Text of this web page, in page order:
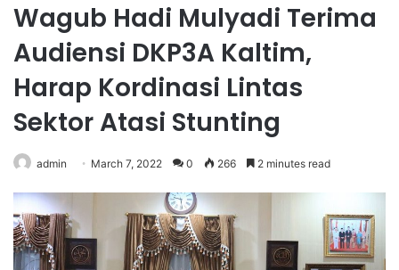
Wagub Hadi Mulyadi Terima
Audiensi DKP3A Kaltim,
Harap Kordinasi Lintas
Sektor Atasi Stunting
admin March 7, 2022 0 266 2 minutes read